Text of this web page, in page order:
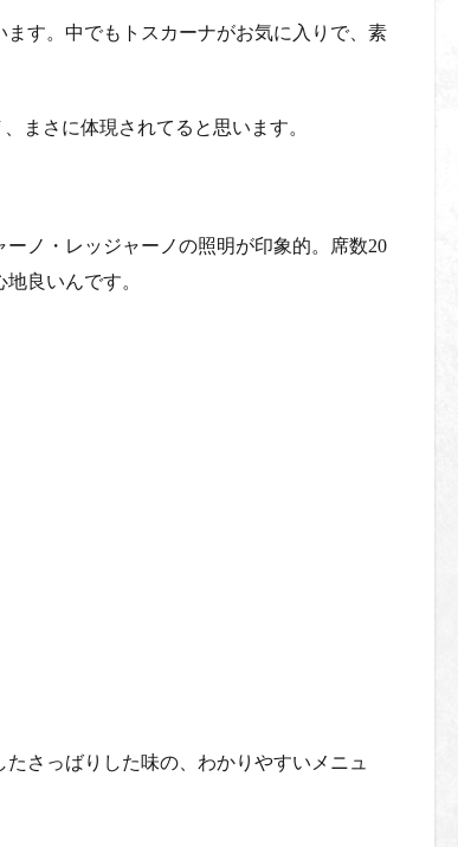
す。中でもトスカーナがお気に入りで、素
、まさに体現されてると思います。
ノ・レッジャーノの照明が印象的。席数20
良いんです。
さっばりした味の、わかりやすいメニュ